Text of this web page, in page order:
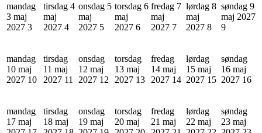
mandag
3 maj
2027 3
tirsdag 4
maj
2027 4
onsdag 5
maj
2027 5
torsdag 6
maj
2027 6
fredag 7
maj
2027 7
lørdag 8
maj
2027 8
søndag 9
maj 2027
9
mandag
10 maj
2027 10
tirsdag
11 maj
2027 11
onsdag
12 maj
2027 12
torsdag
13 maj
2027 13
fredag
14 maj
2027 14
lørdag
15 maj
2027 15
søndag
16 maj
2027 16
mandag
17 maj
tirsdag
18 maj
onsdag
19 maj
torsdag
20 maj
fredag
21 maj
lørdag
22 maj
søndag
23 maj